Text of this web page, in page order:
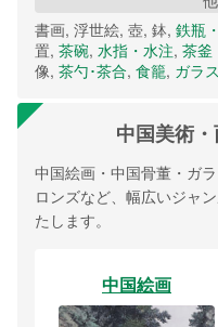
書画, 浮世絵, 壺, 鉢, 鉄瓶
置, 茶碗, 水指・水注, 茶釜
像, 茶勺･茶合, 食籠, ガラス
中国美術
中国絵画・中国骨董・ガ
ロンズなど、幅広いジャ
たします。
中国絵画